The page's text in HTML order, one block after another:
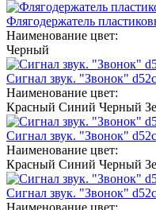
Флягодержатель
Наименование цвет:
Черный
Сигнал звук. "Звонок"
Наименование цвет:
Красный Синий Черный
Сигнал звук. "Звонок"
Наименование цвет:
Красный Синий Черный
Сигнал звук. "Звонок"
Наименование цвет: